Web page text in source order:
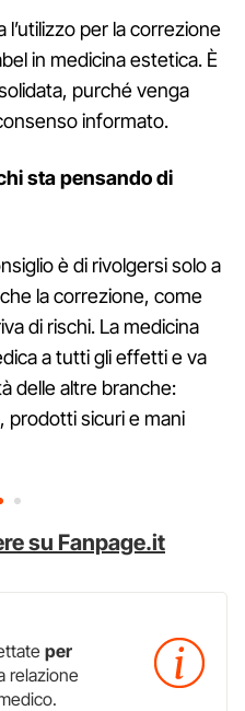
per la correzione
in medicina estetica. È
purché venga
informato.
sta pensando di
è di rivolgersi solo a
la correzione, come
di rischi. La medicina
a tutti gli effetti e va
delle altre branche:
prodotti sicuri e mani
su Fanpage.it
per
relazione